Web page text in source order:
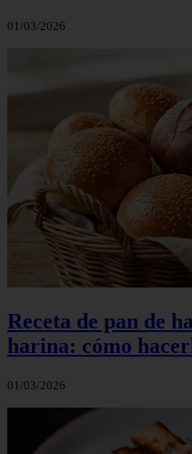
01/03/2026
Receta de pan de
harina: cómo
01/03/2026